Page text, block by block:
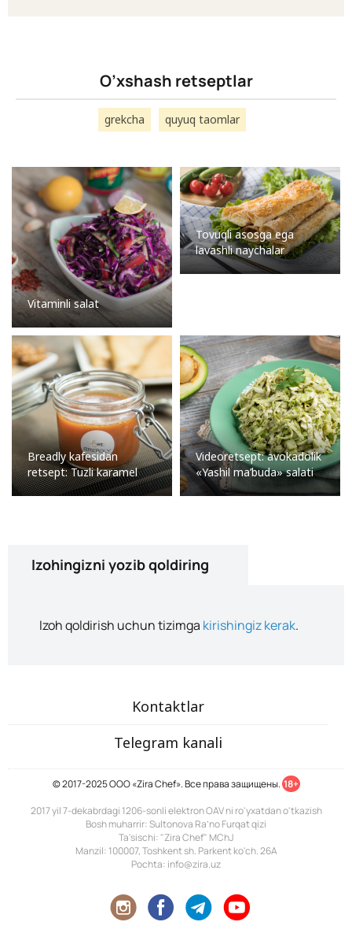
O’xshash retseptlar
grekcha quyuq taomlar
Vitaminli salat
Tovuqli asosga ega
lavashli naychalar
Breadly kafesidan
retsept: Tuzli karamel
Videoretsept: avokadolik
«Yashil ma’buda» salati
Izohingizni yozib qoldiring
Izoh qoldirish uchun tizimga kirishingiz kerak.
Kontaktlar
Telegram kanali
© 2017-2025 ООО «Zira Chef». Все права защищены. 18+
2017 yil 7-dekabrdagi 1206-sonli elektron OAV ni ro'yxatdan o'tkazish
Bosh muharrir: Sultonova Ra’no Furqat qizi
Ta'sischi: "Zira Chef" MChJ
Manzil: 100007, Toshkent sh. Parkent ko'ch. 26A
Pochta: info@zira.uz